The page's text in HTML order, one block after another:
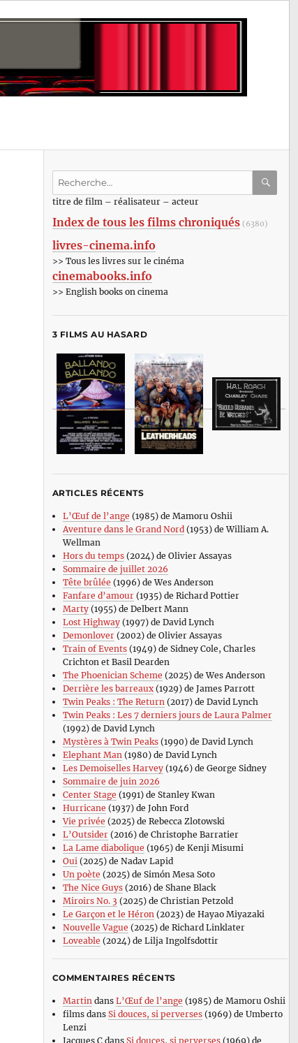
Recherche
:titre de film – réalisateur – acteur
Index de tous les films chroniqués (6380)
livres-cinema.info
>> Tous les livres sur le cinéma
cinemabooks.info
>> English books on cinema
3 FILMS AU HASARD
ARTICLES RÉCENTS
L’Œuf de l’ange (1985) de Mamoru Oshii
Aventure dans le Grand Nord(1953) de William A.
Wellman
Hors du temps(2024) de Olivier Assayas
Sommaire de juillet 2026
Tête brûlée (1996) de Wes Anderson
Fanfare d’amour(1935) de Richard Pottier
Marty(1955) de Delbert Mann
Lost Highway(1997) de David Lynch
Demonlover(2002) de Olivier Assayas
Train of Events(1949) de Sidney Cole, Charles
Crichton et Basil Dearden
The Phoenician Scheme (2025) de Wes Anderson
Derrière les barreaux(1929) de James Parrott
Twin Peaks : The Return(2017) de David Lynch
Twin Peaks : Les 7 derniers jours de Laura Palmer
(1992) de David Lynch
Mystères à Twin Peaks(1990) de David Lynch
Elephant Man(1980) de David Lynch
Les Demoiselles Harvey(1946) de George Sidney
Sommaire de juin 2026
Center Stage (1991) de Stanley Kwan
Hurricane (1937) de John Ford
Vie privée (2025) de Rebecca Zlotowski
L’Outsider(2016) de Christophe Barratier
La Lame diabolique (1965) de Kenji Misumi
Oui(2025) de Nadav Lapid
Un poète (2025) de Simón Mesa Soto
The Nice Guys(2016) de Shane Black
Miroirs No. 3 (2025) de Christian Petzold
Le Garçon et le Héron(2023) de Hayao Miyazaki
Nouvelle Vague (2025) de Richard Linklater
Loveable (2024) de Lilja Ingolfsdottir
COMMENTAIRES RÉCENTS
Martin dans L’Œuf de l’ange (1985) de Mamoru Oshii
filmsdans Si douces, si perverses(1969) de Umberto
Lenzi
Jacques Cdans Si douces, si perverses(1969) de